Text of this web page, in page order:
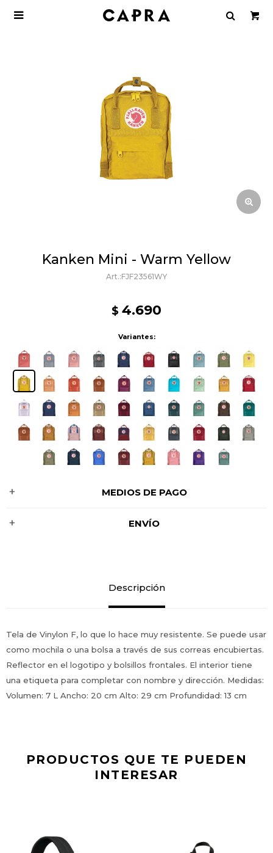

Kanken Mini - Warm Yellow
FJF23561WY
$ 4.690
Variantes:
MEDIOS DE PAGO
ENVÍO
Descripción
Tela de Vinylon F, lo que lo hace muy resistente. Se puede usar
como mochila o una bolsa a través de sus correas encubiertas.
Reflector en el logotipo y bolsillos frontales. El interior tiene
una etiqueta para completar con nombre y dirección. Medidas:
Volumen: 7 L Ancho: 20 cm Alto: 29 cm Profundidad: 13 cm
PRODUCTOS QUE TE PUEDEN
INTERESAR